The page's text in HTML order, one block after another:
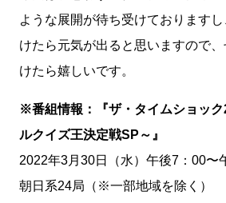
ような展開が待ち受けております
けたら元気が出ると思いますので
けたら嬉しいです。
※番組情報：『ザ・タイムショッ
ルクイズ王決定戦SP～』
2022年3月30日（水）午後7：00〜
朝日系24局（※一部地域を除く）